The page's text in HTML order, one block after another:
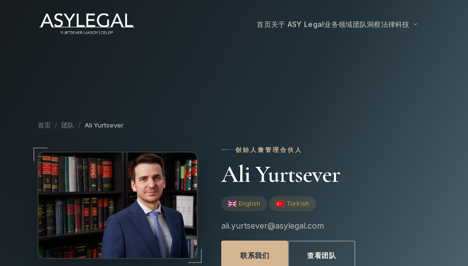
首页关于 ASY Legal业务领域团队洞察法律科技
首页 / 团队 / Ali Yurtsever
创始人兼管理合伙人
Ali Yurtsever
English Turkish
ali.yurtsever@asylegal.com
联系我们 查看团队